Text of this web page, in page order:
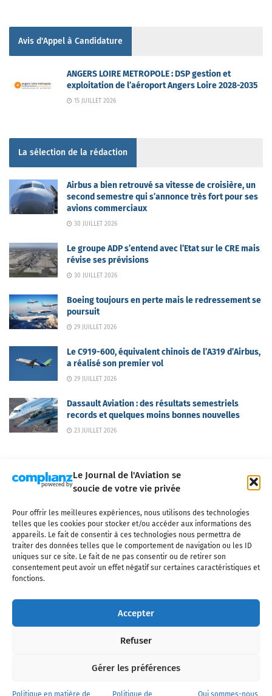
Le Journal de l'Aviation se
soucie de votre vie privée
Pour offrir les meilleures expériences, nous utilisons des technologies
telles que les cookies pour stocker et/ou accéder aux informations des
appareils. Le fait de consentir à ces technologies nous permettra de
traiter des données telles que le comportement de navigation ou les ID
uniques sur ce site. Le fait de ne pas consentir ou de retirer son
consentement peut avoir un effet négatif sur certaines caractéristiques et
fonctions.
Accepter
Refuser
Gérer les préférences
Politique en matière de Politique de Qui sommes-nous
Avis d'Appel à Candidature
ANGERS LOIRE METROPOLE : DSP gestion et
exploitation de l’aéroport Angers Loire 2028-2035
15 JUILLET 2026
La sélection de la rédaction
Airbus a bien retrouvé sa vitesse de croisière, un
second semestre qui s’annonce très fort pour ses
avions commerciaux
30 JUILLET 2026
Le groupe ADP s’entend avec l’Etat sur le CRE mais
révise ses prévisions
30 JUILLET 2026
Boeing toujours en perte mais le redressement se
poursuit
29 JUILLET 2026
Le C919-600, équivalent chinois de l’A319 d’Airbus,
a réalisé son premier vol
29 JUILLET 2026
Dassault Aviation : des résultats semestriels
records et quelques moins bonnes nouvelles
23 JUILLET 2026
Qui sommes-nous ? Nous contacter
Partenaires
Mentions légales
CGV Politique de confidentialité Cookies
l'industrie aéronautique, l'aviation commerciale, l'aviation d'affaires, les
services MRO et après-vente, le financement et la location d'aéronefs
civils, l'aéronautique de défense et l'industrie spatiale. Toute reproduction,
interdite sans autorisation écrite spécifique du Journal de l’Aviation.